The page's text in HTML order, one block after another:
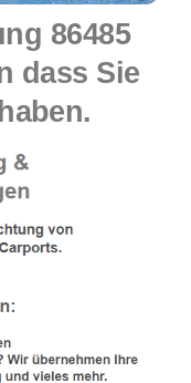
86485
dass Sie